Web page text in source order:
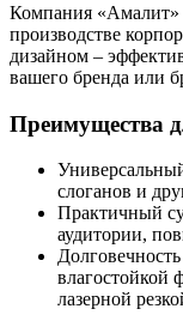
Компания «Амалит»
производстве
дизайном –
вашего бренда или
Преимущества
слоганов и
Практичный
аудитории,
влагостойкой
лазерной